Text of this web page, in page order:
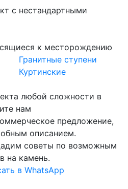
с нестандартными
к месторождению
Гранитные ступени
Куртинские
любой сложности в
нам
предложение,
описанием.
советы по возможным
на камень.
в WhatsApp